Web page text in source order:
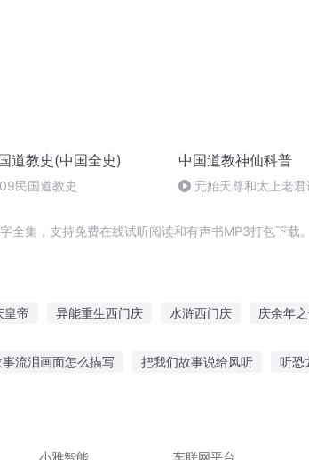
道教史(中国全史)
09民国道教史
中国道教神仙科普
元始天尊和太上老君
集，支持免费在线试听阅读和有声书MP3打包下载。
皇帝 异能重生西门庆 水浒西门庆 庆余年
流泪画面怎么描写 把我们故事说给风听 听恐
小雅智能 车联网平台